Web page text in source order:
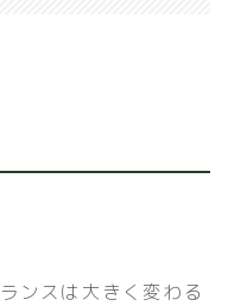
ンスは大きく変わる